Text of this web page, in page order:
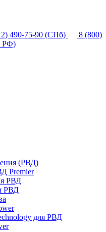
490-75-90 (СПб)
8 (800)
РФ)
(РВД)
Premier
РВД
РВД
для РВД